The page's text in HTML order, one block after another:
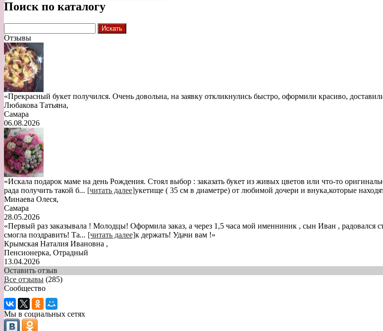
Поиск по каталогу
Отзывы
«Прекрасный букет получился. Очень довольна, на заявку откликнулись быстро, оформили красиво,
Любакова Татьяна,
Самара
06.08.2026
«Искала подарок маме на день Рождения. Стоял выбор : заказать букет из живых цветов или что-то
рада получить такой б... [читать далее]укетище ( 35 см в диаметре) от любимой дочери и внука,которые
Минаева Олеся,
Самара
28.05.2026
«Первый раз заказывала ! Молодцы! Оформила заказ, а через 1,5 часа мой именниник , сын Иван , радовался
смогла поздравить! Та... [читать далее]к держать! Удачи вам !»
Крымская Наталия Ивановна ,
Пенсионерка, Отрадный
13.04.2026
Оставить отзыв
Все отзывы (285)
Сообщество
Мы в социальных сетях